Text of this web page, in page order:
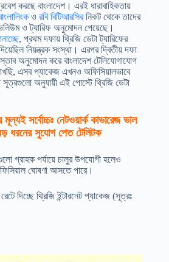
করছে বাংলাদেশ। এরই ধারাবাহিকতায়
ও রবি বিটিআরসিরনিকট থেকে তাদের
ও ট্যারিফ অনুমোদন পেয়েছে।
, প্রথম দফায় থ্রিজি ডেটা ট্যারিফের
নিয়ন্ত্রক সংস্থা। এরপর দ্বিতীয় দফা
অনুমোদন করে বাংলাদেশ টেলিযোগাযোগ
এসব প্যাকেজ এখনও অফিসিয়ালভাবে
অনুযায়ী এই পোস্টে থ্রিজি ডেটা
সর্বোচ্চঃ নেটওয়ার্ক কাভারেজ ভাল
ধরনের সুযোগ পেত টেলিটক
গ্রাহক পর্যায়ে চালুর উপযোগী হলেও
ঘোষণা আসতে পারে।
দিচ্ছে থ্রিজি ইন্টারনেট প্যাকেজ (সূত্রঃ